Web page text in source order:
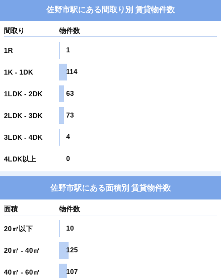
佐野市駅にある間取り別 賃貸物件数
間取り 物件数
1R 1
1K - 1DK 114
1LDK - 2DK 63
2LDK - 3DK 73
3LDK - 4DK 4
4LDK以上 0
佐野市駅にある面積別 賃貸物件数
面積 物件数
20㎡以下 10
20㎡ - 40㎡ 125
40㎡ - 60㎡ 107